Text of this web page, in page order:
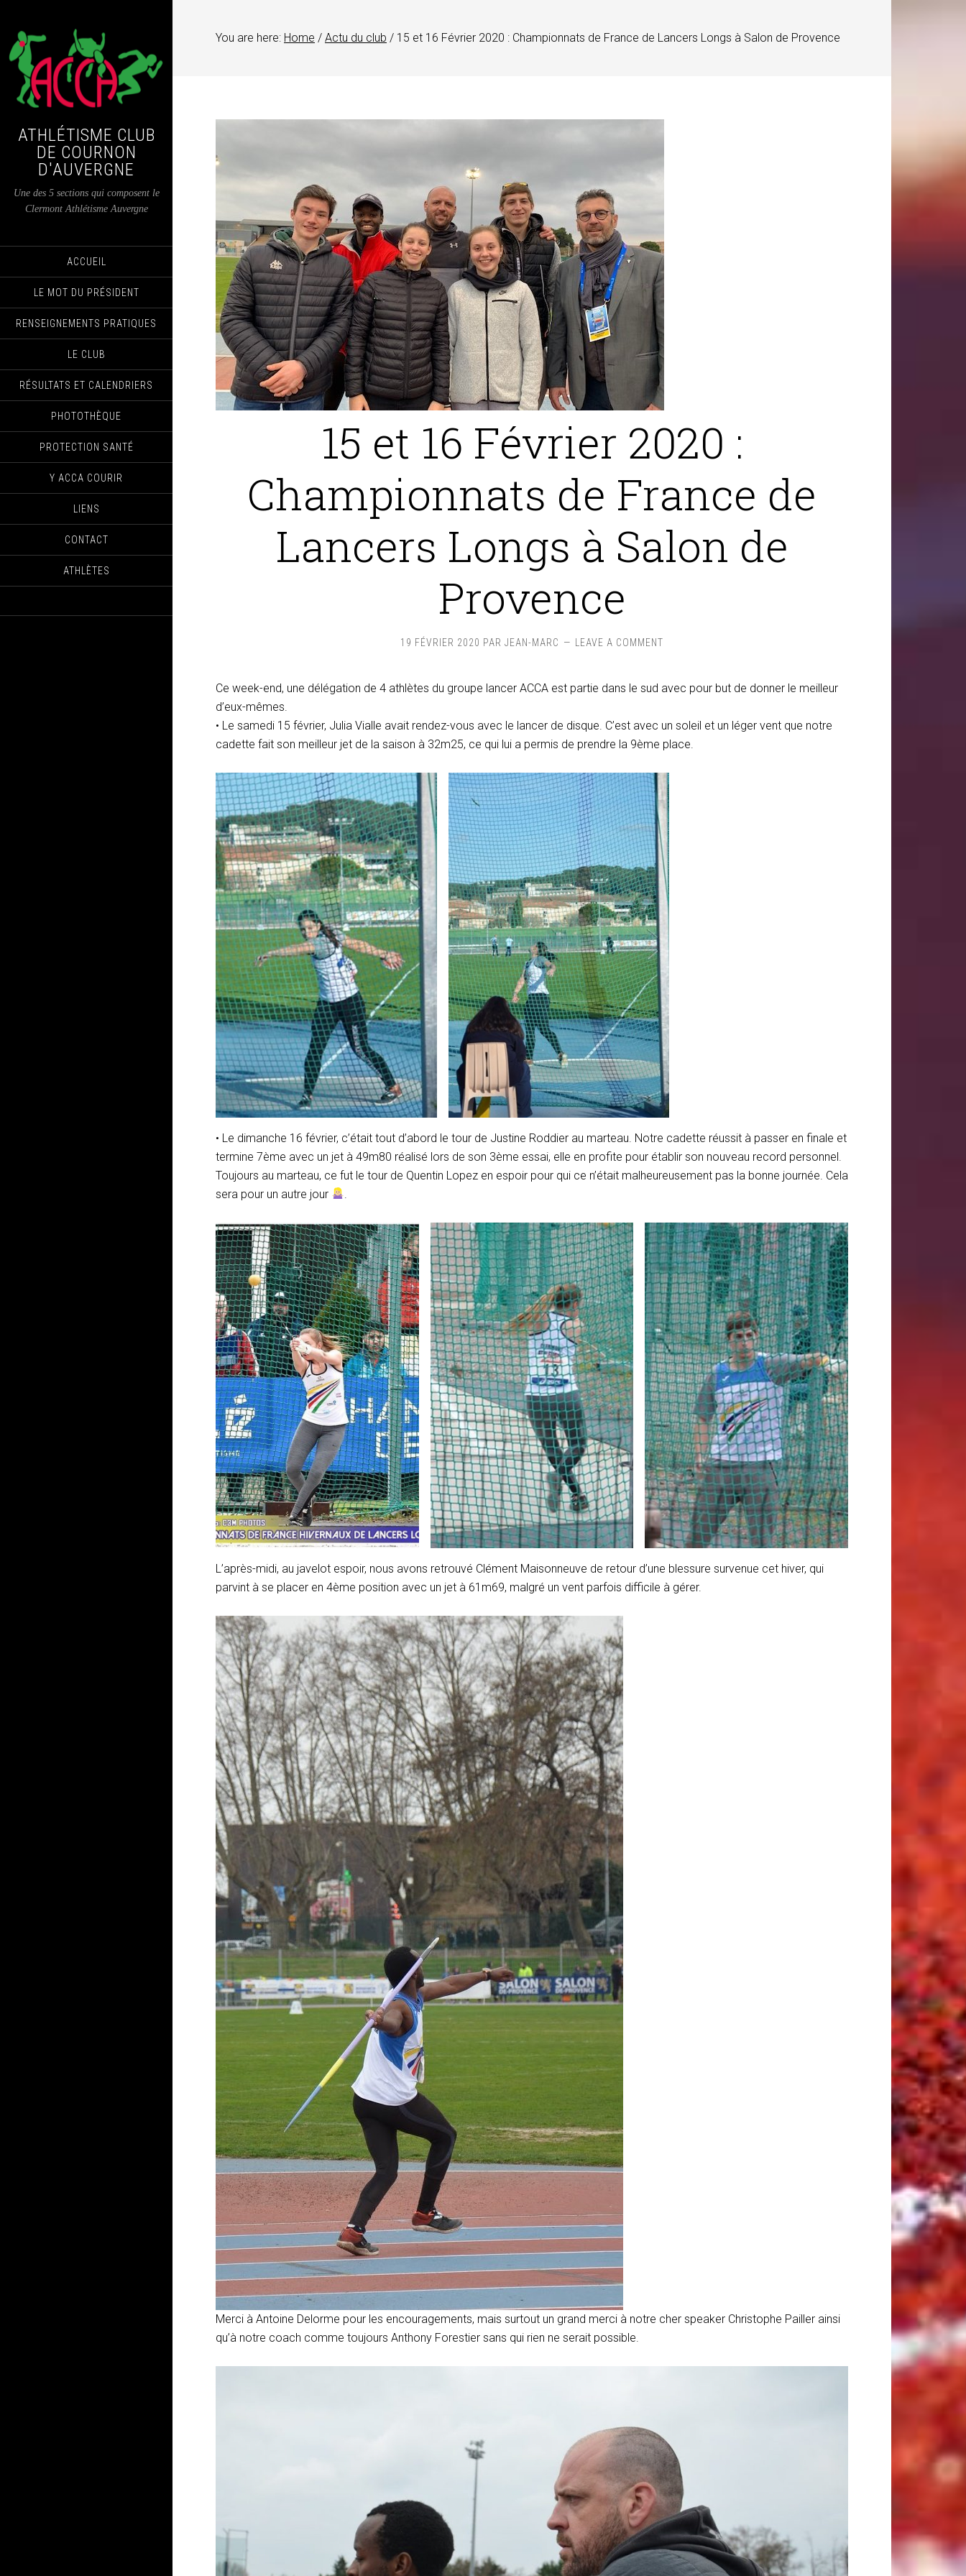
ATHLÉTISME CLUB
DE COURNON
D'AUVERGNE
Une des 5 sections qui composent le
Clermont Athlétisme Auvergne
ACCUEIL
LE MOT DU PRÉSIDENT
RENSEIGNEMENTS PRATIQUES
LE CLUB
RÉSULTATS ET CALENDRIERS
PHOTOTHÈQUE
PROTECTION SANTÉ
Y ACCA COURIR
LIENS
CONTACT
ATHLÈTES
You are here: Home / Actu du club / 15 et 16 Février 2020 : Championnats de France de Lancers Longs à Salon de Provence
15 et 16 Février 2020 :
Championnats de France de
Lancers Longs à Salon de
Provence
19 FÉVRIER 2020 PAR JEAN-MARC LEAVE A COMMENT
Ce week-end, une délégation de 4 athlètes du groupe lancer ACCA est partie dans le sud avec pour but de donner le meilleur
d’eux-mêmes.
• Le samedi 15 février, Julia Vialle avait rendez-vous avec le lancer de disque. C’est avec un soleil et un léger vent que notre
cadette fait son meilleur jet de la saison à 32m25, ce qui lui a permis de prendre la 9ème place.
• Le dimanche 16 février, c’était tout d’abord le tour de Justine Roddier au marteau. Notre cadette réussit à passer en finale et
termine 7ème avec un jet à 49m80 réalisé lors de son 3ème essai, elle en profite pour établir son nouveau record personnel.
Toujours au marteau, ce fut le tour de Quentin Lopez en espoir pour qui ce n’était malheureusement pas la bonne journée. Cela
sera pour un autre jour
L’après-midi, au javelot espoir, nous avons retrouvé Clément Maisonneuve de retour d’une blessure survenue cet hiver, qui
parvint à se placer en 4ème position avec un jet à 61m69, malgré un vent parfois difficile à gérer.
Merci à Antoine Delorme pour les encouragements, mais surtout un grand merci à notre cher speaker Christophe Pailler ainsi
qu’à notre coach comme toujours Anthony Forestier sans qui rien ne serait possible.